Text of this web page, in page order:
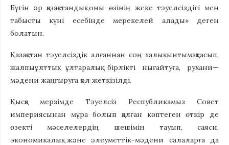
Бүгін әр қазақстандық оны өзінің жеке тәуелсіздігі мен
табысты күні есебінде мерекелей алады» деген
болатын.
Қазақстан тәуелсіздік алғаннан соң халық ынтымақтасып,
жалпыұлттық, ұлтаралық бірлікті нығайтуға, рухани—
мәдени жаңғыруға қол жеткізілді.
Қысқа мерзімде Тәуелсіз Республикамыз Совет
империясынан мұра болып қалған көптеген өткір де
өзекті мәселелердің шешімін тауып, саяси,
экономикалық және әлеуметтік-мәдени салаларға да